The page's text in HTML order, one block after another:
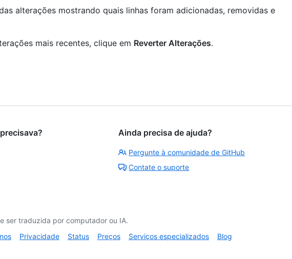
alterações mostrando quais linhas foram adicionadas, removidas e
mais recentes, clique em Reverter Alterações.
Ainda precisa de ajuda?
Pergunte à comunidade de GitHub
Contate o suporte
ser traduzida por computador ou IA.
Privacidade Status Preços Serviços especializados Blog